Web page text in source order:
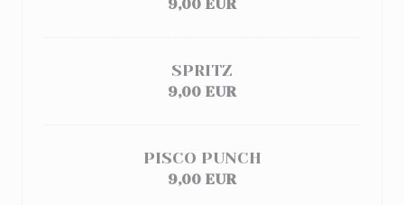
9,00 EUR
SPRITZ
9,00 EUR
PISCO PUNCH
9,00 EUR